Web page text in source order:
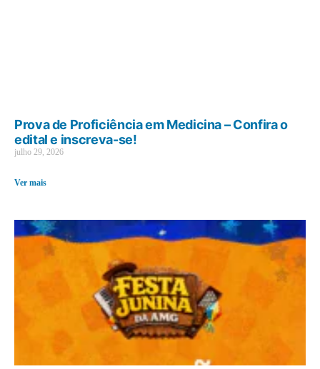
Prova de Proficiência em Medicina – Confira o
edital e inscreva-se!
julho 29, 2026
Ver mais